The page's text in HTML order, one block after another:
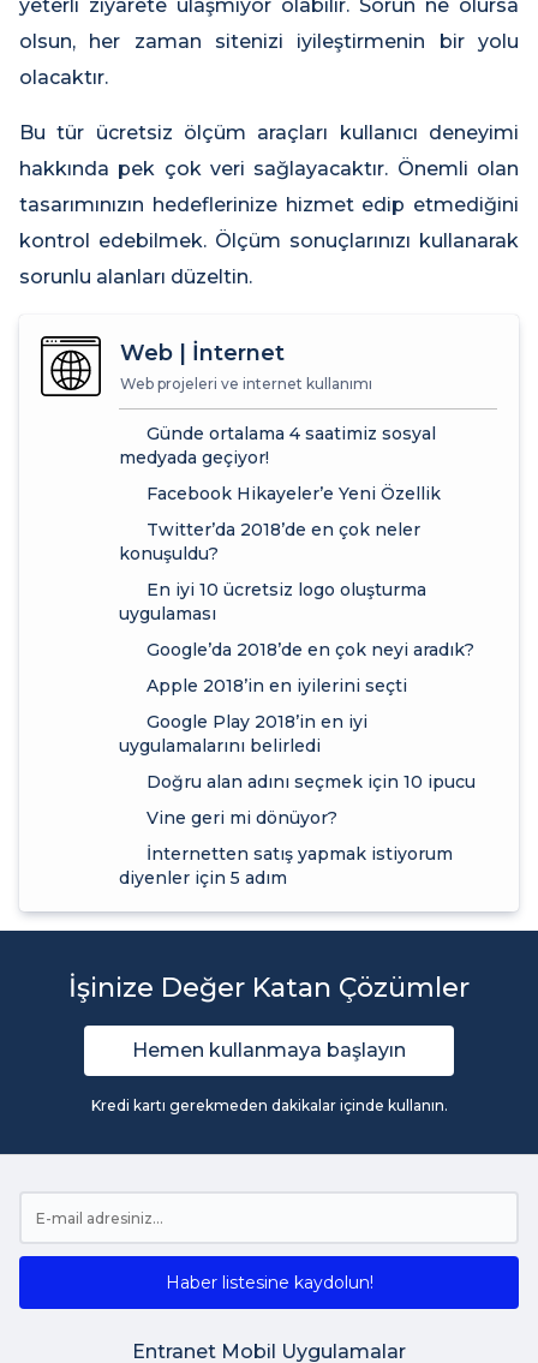
yeterli ziyarete ulaşmıyor olabilir. Sorun ne olursa
olsun, her zaman sitenizi iyileştirmenin bir yolu
olacaktır.
Bu tür ücretsiz ölçüm araçları kullanıcı deneyimi
hakkında pek çok veri sağlayacaktır. Önemli olan
tasarımınızın hedeflerinize hizmet edip etmediğini
kontrol edebilmek. Ölçüm sonuçlarınızı kullanarak
sorunlu alanları düzeltin.
Web | İnternet
Web projeleri ve internet kullanımı
Günde ortalama 4 saatimiz sosyal
medyada geçiyor!
Facebook Hikayeler’e Yeni Özellik
Twitter’da 2018’de en çok neler
konuşuldu?
En iyi 10 ücretsiz logo oluşturma
uygulaması
Google’da 2018’de en çok neyi aradık?
Apple 2018’in en iyilerini seçti
Google Play 2018’in en iyi
uygulamalarını belirledi
Doğru alan adını seçmek için 10 ipucu
Vine geri mi dönüyor?
İnternetten satış yapmak istiyorum
diyenler için 5 adım
İşinize Değer Katan Çözümler
Hemen kullanmaya başlayın
Kredi kartı gerekmeden dakikalar içinde kullanın.
Haber listesine kaydolun!
Entranet Mobil Uygulamalar